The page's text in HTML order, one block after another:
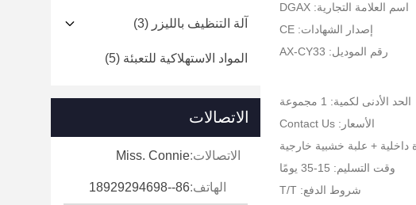
اسم العلامة التجارية: DGAX
إصدار الشهادات: CE
رقم الموديل: AX-CY33
الحد الأدنى لكمية: 1 مجموعة
الأسعار: Contact Us
داخلية + علبة خشبية خارجية
وقت التسليم: 15-35 يومًا
شروط الدفع: T/T
آلة التنظيف بالليزر (3)
المواد الاستهلاكية للتعبئة (5)
الاتصالات
الاتصالات:Miss. Connie
الهاتف:86--18929294698